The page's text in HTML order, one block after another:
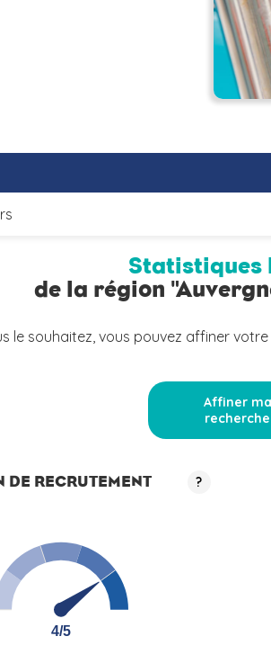
Statistiques
de la région
le souhaitez, vous pouvez affiner
Affiner ma
recherche
DE RECRUTEMENT ?
4/5
4/5